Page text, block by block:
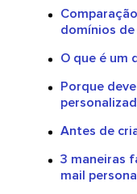
domínios
O que é um
Porque
Antes de
3 maneiras
mail